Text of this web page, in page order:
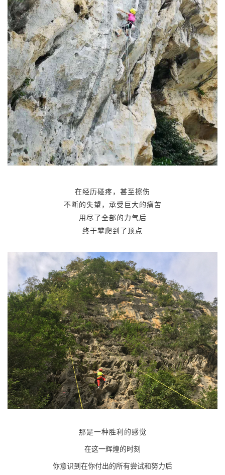
在经历碰疼，甚至擦伤
不断的失望，承受巨大的痛苦
用尽了全部的力气后
终于攀爬到了顶点
那是一种胜利的感觉
在这一辉煌的时刻
你意识到在你付出的所有尝试和努力后